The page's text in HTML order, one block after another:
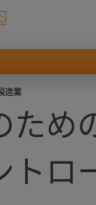
造業
ため
トロ